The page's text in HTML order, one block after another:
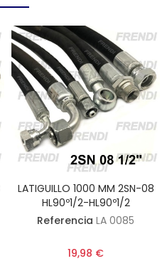
LATIGUILLO 1000 MM 2SN-08
HL90º1/2-HL90º1/2
Referencia LA 0085
19,98 €